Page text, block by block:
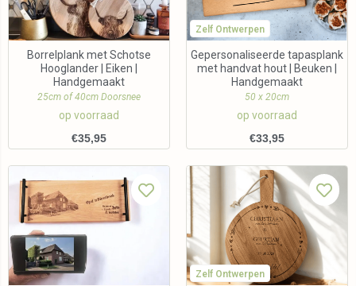
Borrelplank met Schotse
Hooglander | Eiken |
Handgemaakt
25cm of 40cm Doorsnee
op voorraad
€35,95
Zelf Ontwerpen
Gepersonaliseerde tapasplank
met handvat hout | Beuken |
Handgemaakt
50 x 20cm
op voorraad
€33,95
Zelf Ontwerpen